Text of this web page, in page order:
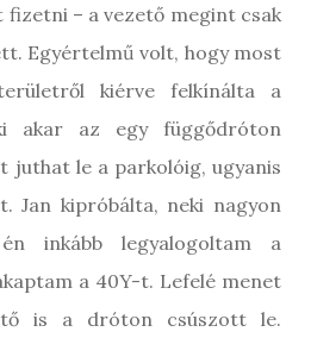
– a vezető megint csak
Egyértelmű volt, hogy most
kiérve felkínálta a
akar az egy függődróton
juthat le a parkolóig, ugyanis
Jan kipróbálta, neki nagyon
inkább legyalogoltam a
a 40Y-t. Lefelé menet
is a dróton csúszott le.